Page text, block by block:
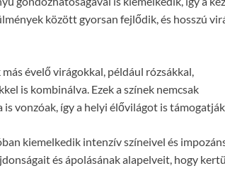
között gyorsan fejlődik, és hosszú
évelő virágokkal, például rózsákkal,
is kombinálva. Ezek a színek nemcsak
vonzóak, így a helyi élővilágot is
kiemelkedik intenzív színeivel és
és ápolásának alapelveit, hogy